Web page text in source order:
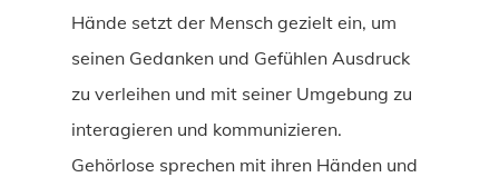
Hände setzt der Mensch gezielt ein, um
seinen Gedanken und Gefühlen Ausdruck
zu verleihen und mit seiner Umgebung zu
interagieren und kommunizieren.
Gehörlose sprechen mit ihren Händen und